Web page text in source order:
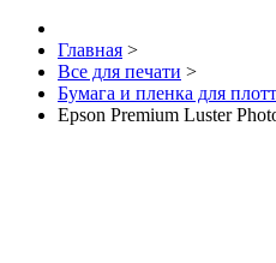
Главная >
Все для печати >
Бумага и пленка для
Epson Premium Luster